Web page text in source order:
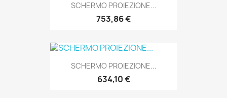
SCHERMO PROIEZIONE...
753,86 €
SCHERMO PROIEZIONE...
634,10 €